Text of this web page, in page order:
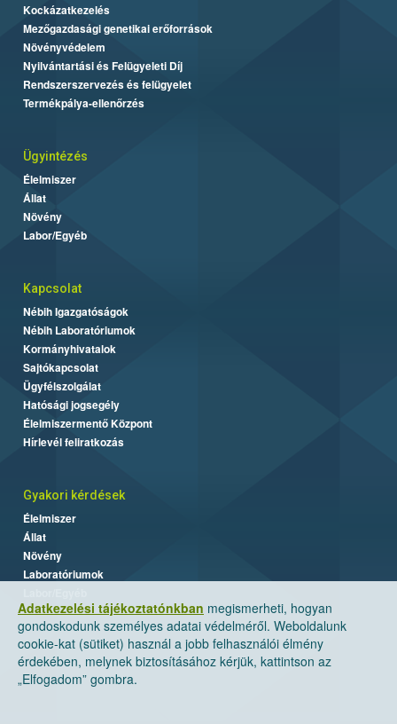
Adatkezelési tájékoztatónkban megismerheti, hogyan
gondoskodunk személyes adatai védelméről. Weboldalunk
cookie-kat (sütiket) használ a jobb felhasználói élmény
érdekében, melynek biztosításához kérjük, kattintson az
„Elfogadom” gombra.
Kockázatkezelés
Mezőgazdasági genetikai erőforrások
Növényvédelem
Nyilvántartási és Felügyeleti Díj
Rendszerszervezés és felügyelet
Termékpálya-ellenőrzés
Ügyintézés
Élelmiszer
Állat
Növény
Labor/Egyéb
Kapcsolat
Nébih Igazgatóságok
Nébih Laboratóriumok
Kormányhivatalok
Sajtókapcsolat
Ügyfélszolgálat
Hatósági jogsegély
Élelmiszermentő Központ
Hírlevél feliratkozás
Gyakori kérdések
Élelmiszer
Állat
Növény
Laboratóriumok